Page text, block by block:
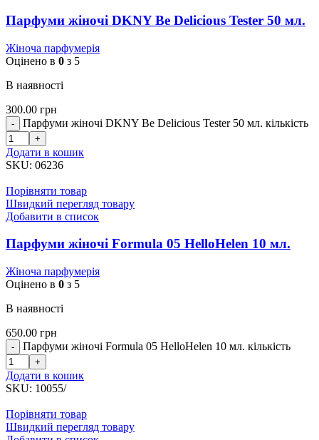
Парфуми жіночі DKNY Be Delicious Tester 50 мл.
Жіноча парфумерія
Оцінено в 0 з 5
В наявності
300.00 грн
Парфуми жіночі DKNY Be Delicious Tester 50 мл. кількість
Додати в кошик
SKU: 06236
Порівняти товар
Швидкий перегляд товару
Добавити в список
Парфуми жіночі Formula 05 HelloHelen 10 мл.
Жіноча парфумерія
Оцінено в 0 з 5
В наявності
650.00 грн
Парфуми жіночі Formula 05 HelloHelen 10 мл. кількість
Додати в кошик
SKU: 10055/
Порівняти товар
Швидкий перегляд товару